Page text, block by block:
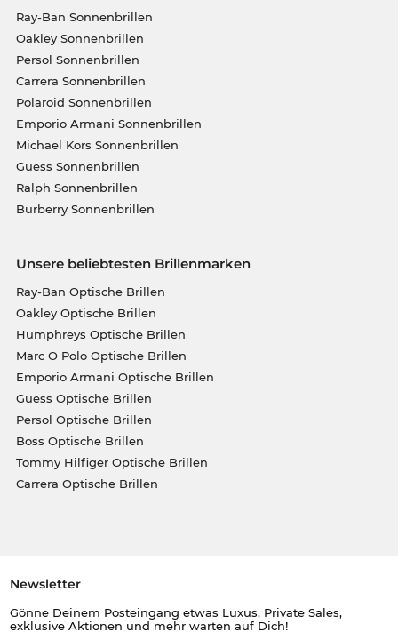
Ray-Ban Sonnenbrillen
Oakley Sonnenbrillen
Persol Sonnenbrillen
Carrera Sonnenbrillen
Polaroid Sonnenbrillen
Emporio Armani Sonnenbrillen
Michael Kors Sonnenbrillen
Guess Sonnenbrillen
Ralph Sonnenbrillen
Burberry Sonnenbrillen
Unsere beliebtesten Brillenmarken
Ray-Ban Optische Brillen
Oakley Optische Brillen
Humphreys Optische Brillen
Marc O Polo Optische Brillen
Emporio Armani Optische Brillen
Guess Optische Brillen
Persol Optische Brillen
Boss Optische Brillen
Tommy Hilfiger Optische Brillen
Carrera Optische Brillen
Newsletter
Gönne Deinem Posteingang etwas Luxus. Private Sales,
exklusive Aktionen und mehr warten auf Dich!